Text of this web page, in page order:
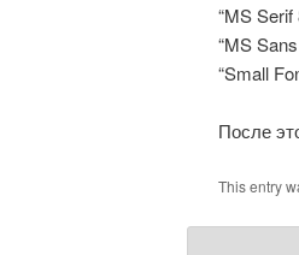
“MS
“MS
“Small
После
This entry